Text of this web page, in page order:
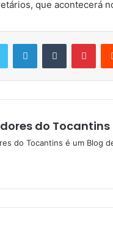
que acontecerá
do Tocantins
do Tocantins é um Blog